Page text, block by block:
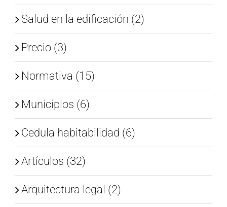
Salud en la edificación (2)
Precio (3)
Normativa (15)
Municipios (6)
Cedula habitabilidad (6)
Artículos (32)
Arquitectura legal (2)